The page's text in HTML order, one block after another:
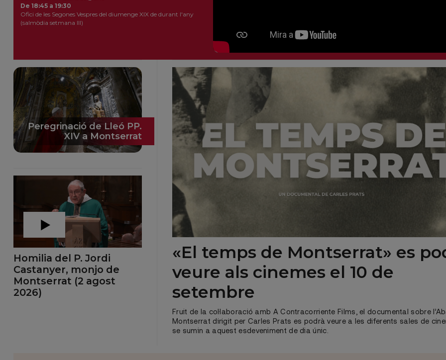
De 18:45 a 19:30
Ofici de les Segones Vespres del diumenge XIX de durant l'any
(salmòdia setmana III)
«El temps de Montserrat» es
veure als cinemes el 10 de
setembre
Fruit de la col·laboració amb A Contracorriente Films, el documental sobre
Montserrat dirigit per Carles Prats es podrà veure a les diferents sales de
se sumin a aquest esdeveniment de dia únic.
Peregrinació de Lleó PP.
XIV a Montserrat
Homilia del P. Jordi
Castanyer, monjo de
Montserrat (2 agost
2026)